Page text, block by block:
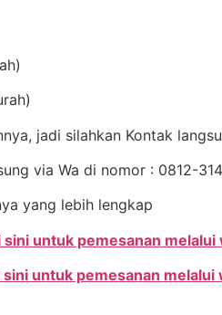
jadi silahkan Kontak
via Wa di nomor : 0812-
yang lebih lengkap
sini untuk pemesanan melalui
sini untuk pemesanan melalui